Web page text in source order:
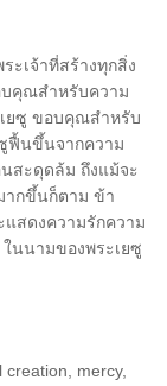
ะเจ้าที่สร้างทุกสิ่ง
บคุณสำหรับความ
ยซู ขอบคุณสำหรับ
ฟื้นขึ้นจากความ
สะดุดล้ม ถึงแม้จะ
ากขึ้นก็ตาม ข้า
แสดงความรักความ
นนามของพระเยซู
mercy,